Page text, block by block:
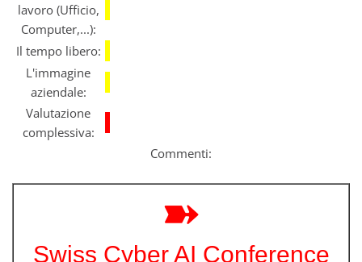
lavoro (Ufficio,
Computer,...):
Il tempo libero:
L'immagine
aziendale:
Valutazione
complessiva:
Commenti: